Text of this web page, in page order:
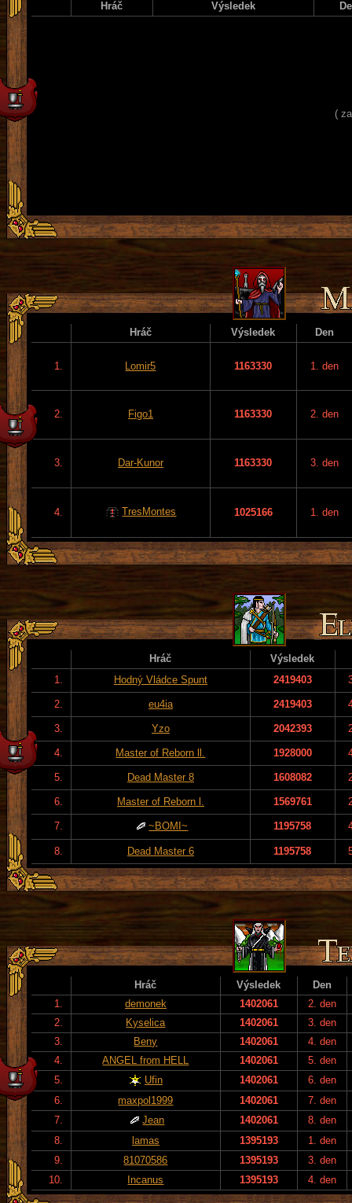
Hráč Výsledek
(
Hráč Výsledek Den
1. Lomir5 1163330 1. den
2. Figo1 1163330 2. den
3. Dar-Kunor 1163330 3. den
4. TresMontes 1025166 1. den
Hráč
Výsledek
1.
Hodný Vládce Spunt 2419403
2. eu4ia 2419403
3. Yzo 2042393
4. Master of Reborn ll. 1928000
5. Dead Master 8 1608082
6. Master of Reborn l. 1569761
7. ~BOMI~ 1195758
8. Dead Master 6 1195758
Hráč Výsledek
Den
1.
demonek 1402061
2. den
2.
Kyselica 1402061
3. den
3.
Beny 1402061
4. den
4.
ANGEL from HELL 1402061
5. den
5.
Ufin 1402061
6. den
6.
maxpol1999 1402061
7. den
7.
Jean 1402061
8. den
8.
lamas 1395193
1. den
9.
81070586 1395193
3. den
10.
Incanus 1395193 4. den